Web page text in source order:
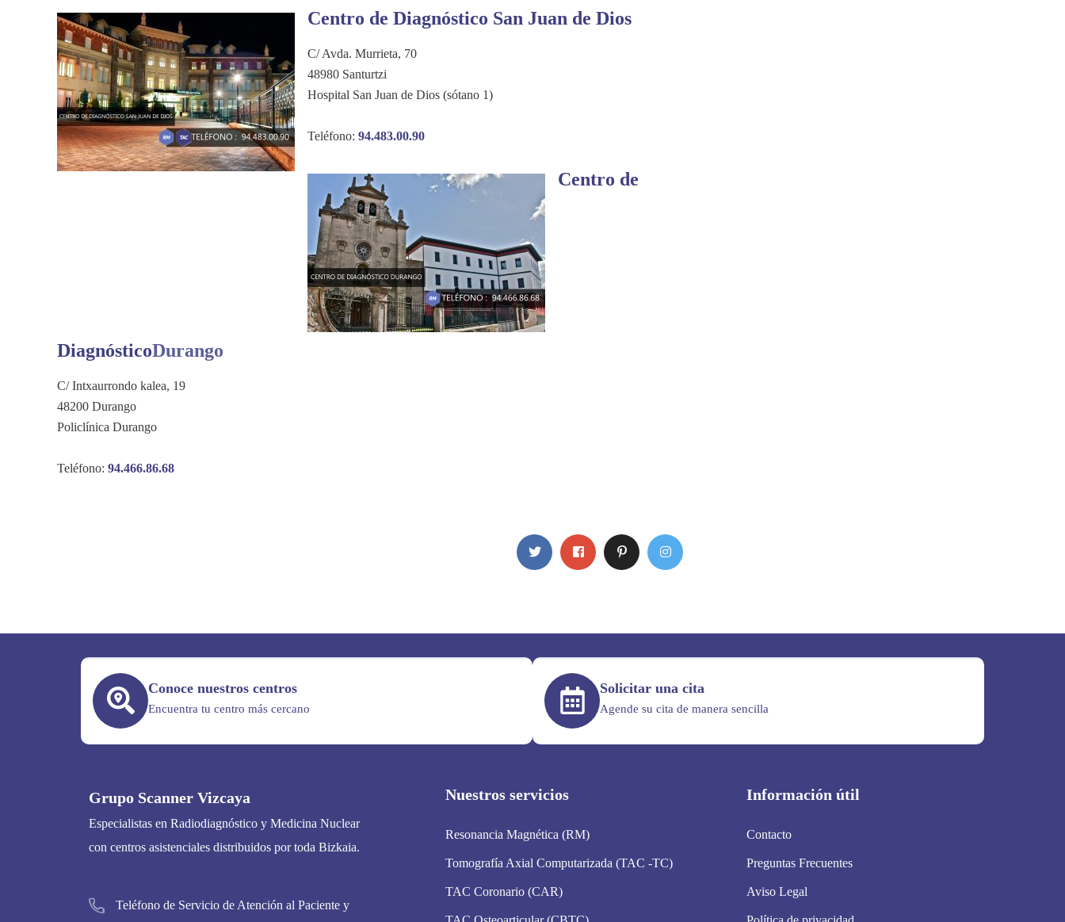
Centro de Diagnóstico San Juan de Dios
C/ Avda. Murrieta, 70
48980 Santurtzi
Hospital San Juan de Dios (sótano 1)
Teléfono: 94.483.00.90
Centro de
DiagnósticoDurango
C/ Intxaurrondo kalea, 19
48200 Durango
Policlínica Durango
Teléfono: 94.466.86.68
Conoce nuestros centros
Encuentra tu centro más cercano
Solicitar una cita
Agende su cita de manera sencilla
Grupo Scanner Vizcaya
Especialistas en Radiodiagnóstico y Medicina Nuclear
con centros asistenciales distribuidos por toda Bizkaia.
Teléfono de Servicio de Atención al Paciente y
Nuestros servicios
Resonancia Magnética (RM)
Tomografía Axial Computarizada (TAC -TC)
TAC Coronario (CAR)
Información útil
Contacto
Preguntas Frecuentes
Aviso Legal